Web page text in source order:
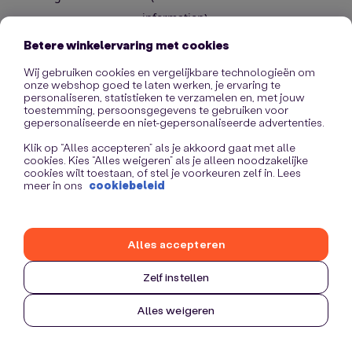
information).
Betere winkelervaring met cookies
Wij gebruiken cookies en vergelijkbare technologieën om
onze webshop goed te laten werken, je ervaring te
personaliseren, statistieken te verzamelen en, met jouw
toestemming, persoonsgegevens te gebruiken voor
gepersonaliseerde en niet-gepersonaliseerde advertenties.
Klik op “Alles accepteren” als je akkoord gaat met alle
cookies. Kies “Alles weigeren” als je alleen noodzakelijke
cookies wilt toestaan, of stel je voorkeuren zelf in. Lees
meer in ons cookiebeleid
Zelf instellen
Alles weigeren
Alles accepteren